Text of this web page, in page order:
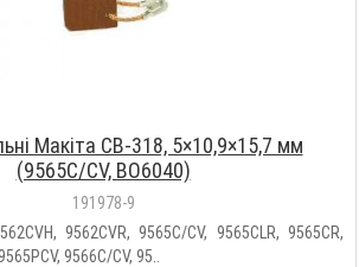
Макіта CB-318, 5×10,9×15,7 мм
(9565C/CV, BO6040)
191978-9
9562CVR, 9565C/CV, 9565CLR, 9565CR,
9566C/CV, 95..